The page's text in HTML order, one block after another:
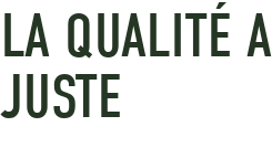
LA QUALITÉ
JUSTE